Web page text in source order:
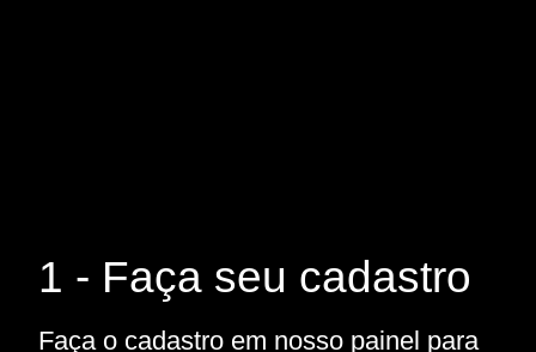
1 - Faça seu cadastro
Faça o cadastro em nosso painel para